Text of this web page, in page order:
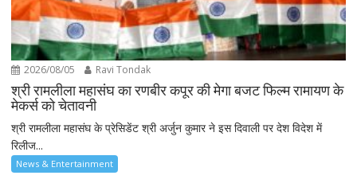
2026/08/05 Ravi Tondak
श्री रामलीला महासंघ का रणबीर कपूर की मेगा बजट फिल्म रामायण के
मेकर्स को चेतावनी
श्री रामलीला महासंघ के प्रेसिडेंट श्री अर्जुन कुमार ने इस दिवाली पर देश विदेश में
रिलीज...
News & Entertainment